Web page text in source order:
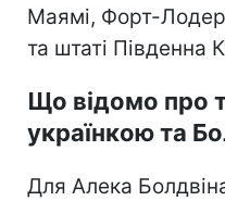
Маямі, Форт-
та штаті Південна
Що відомо про
українкою та
Для Алека